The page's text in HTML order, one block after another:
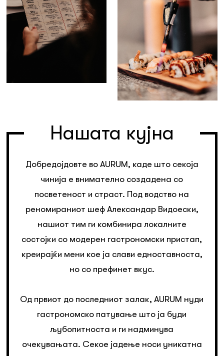
Нашата кујна
Добредојдовте во AURUM, каде што секоја
чинија е внимателно создадена со
посветеност и страст. Под водство на
реномираниот шеф Александар Видоески,
нашиот тим ги комбинира локалните
состојки со модерен гастрономски пристап,
креирајќи мени кое ја слави едноставноста,
но со префинет вкус.
Од првиот до последниот залак, AURUM нуди
гастрономско патување што ја буди
љубопитноста и ги надминува
очекувањата. Секое јадење носи уникатна